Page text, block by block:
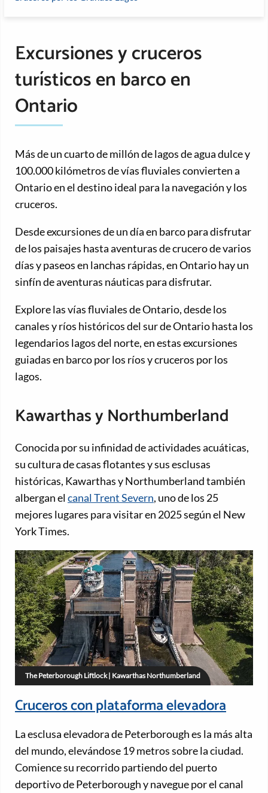
Excursiones y cruceros
turísticos en barco en
Ontario
Más de un cuarto de millón de lagos de agua dulce y
100.000 kilómetros de vías fluviales convierten a
Ontario en el destino ideal para la navegación y los
cruceros.
Desde excursiones de un día en barco para disfrutar
de los paisajes hasta aventuras de crucero de varios
días y paseos en lanchas rápidas, en Ontario hay un
sinfín de aventuras náuticas para disfrutar.
Explore las vías fluviales de Ontario, desde los
canales y ríos históricos del sur de Ontario hasta los
legendarios lagos del norte, en estas excursiones
guiadas en barco por los ríos y cruceros por los
lagos.
Kawarthas y Northumberland
Conocida por su infinidad de actividades acuáticas,
su cultura de casas flotantes y sus esclusas
históricas, Kawarthas y Northumberland también
albergan elcanal Trent Severn, uno de los 25
mejores lugares para visitar en 2025 según el New
York Times.
The Peterborough Liftlock | Kawarthas Northumberland
Cruceros con plataforma elevadora
La esclusa elevadora de Peterborough es la más alta
del mundo, elevándose 19 metros sobre la ciudad.
Comience su recorrido partiendo del puerto
deportivo de Peterborough y navegue por el canal